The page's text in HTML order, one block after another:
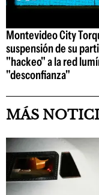
Montevideo City
suspensión de su
"hackeo" a la red
"desconfianza"
MÁS